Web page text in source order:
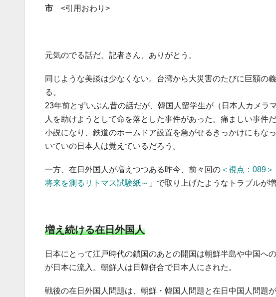
市 <引用おわり>
元気のでる話だ。記者さん、ありがとう。
同じような美談は少なくない。台湾から大災害のたびに巨額の
る。
23年前とずいぶん昔の話だが、韓国人留学生が（日本人カメラ
人を助けようとして命を落とした事件があった。痛ましい事件
小説になり、鉄道のホームドア設置を急がせるきっかけにもな
いていの日本人は覚えているだろう。
一方、在日外国人が増えつつある昨今、前々回の ＜視点：089
将来を測るリトマス試験紙～ 」で取り上げたようなトラブルが
増え続ける在日外国人
日本にとって江戸時代の鎖国のあとの開国は朝鮮半島や中国へ
が日本に流入。朝鮮人は日韓併合で日本人にされた。
戦後の在日外国人問題は、朝鮮・韓国人問題と在日中国人問題